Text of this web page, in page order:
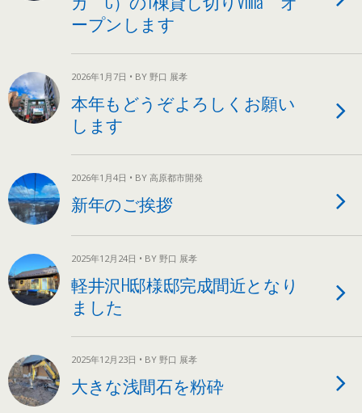
ープンします
2026年1月7日 • BY 野口 展孝
本年もどうぞよろしくお願い
します
2026年1月4日 • BY 高原都市開発
新年のご挨拶
2025年12月24日 • BY 野口 展孝
軽井沢H邸様邸完成間近となり
ました
2025年12月23日 • BY 野口 展孝
大きな浅間石を粉砕